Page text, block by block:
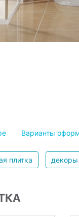
Варианты
плитка декоры